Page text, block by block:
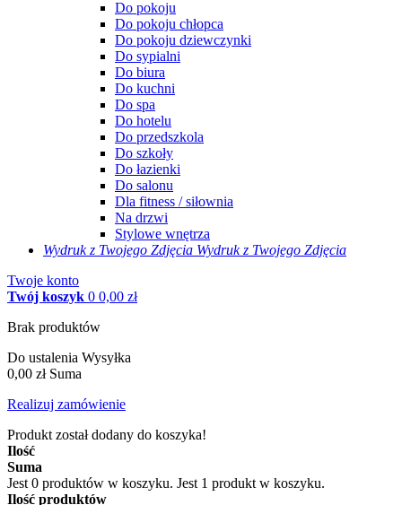
Do pokoju
Do pokoju chłopca
Do pokoju dziewczynki
Do sypialni
Do biura
Do kuchni
Do spa
Do hotelu
Do przedszkola
Do szkoły
Do łazienki
Do salonu
Dla fitness / siłownia
Na drzwi
Stylowe wnętrza
Wydruk z Twojego Zdjęcia Wydruk z Twojego Zdjęcia
Twoje konto
Twój koszyk 0 0,00 zł
Brak produktów
Do ustalenia Wysyłka
0,00 zł Suma
Realizuj zamówienie
Produkt został dodany do koszyka!
Ilość
Suma
Jest 0 produktów w koszyku. Jest 1 produkt w koszyku.
Ilość produktów